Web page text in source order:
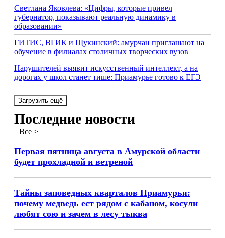
Светлана Яковлева: «Цифры, которые привел
губернатор, показывают реальную динамику в
образовании»
ГИТИС, ВГИК и Щукинский: амурчан приглашают на
обучение в филиалах столичных творческих вузов
Нарушителей выявит искусственный интеллект, а на
дорогах у школ станет тише: Приамурье готово к ЕГЭ
Загрузить ещё
Последние новости
Все >
Первая пятница августа в Амурской области
будет прохладной и ветреной
Тайны заповедных кварталов Приамурья:
почему медведь ест рядом с кабаном, косули
любят сою и зачем в лесу тыква